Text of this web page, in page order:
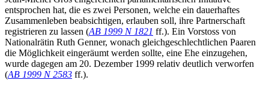
entsprochen hat, die es zwei Personen, welche ein dauerhaftes
Zusammenleben beabsichtigen, erlauben soll, ihre Partnerschaft
registrieren zu lassen (AB 1999 N 1821 ff.). Ein Vorstoss von
Nationalrätin Ruth Genner, wonach gleichgeschlechtlichen Paaren
die Möglichkeit eingeräumt werden sollte, eine Ehe einzugehen,
wurde dagegen am 20. Dezember 1999 relativ deutlich verworfen
(AB 1999 N 2583 ff.).